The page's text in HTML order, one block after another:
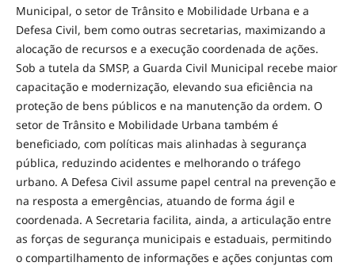
Municipal, o setor de Trânsito e Mobilidade Urbana e a
Defesa Civil, bem como outras secretarias, maximizando a
alocação de recursos e a execução coordenada de ações.
Sob a tutela da SMSP, a Guarda Civil Municipal recebe maior
capacitação e modernização, elevando sua eficiência na
proteção de bens públicos e na manutenção da ordem. O
setor de Trânsito e Mobilidade Urbana também é
beneficiado, com políticas mais alinhadas à segurança
pública, reduzindo acidentes e melhorando o tráfego
urbano. A Defesa Civil assume papel central na prevenção e
na resposta a emergências, atuando de forma ágil e
coordenada. A Secretaria facilita, ainda, a articulação entre
as forças de segurança municipais e estaduais, permitindo
o compartilhamento de informações e ações conjuntas com